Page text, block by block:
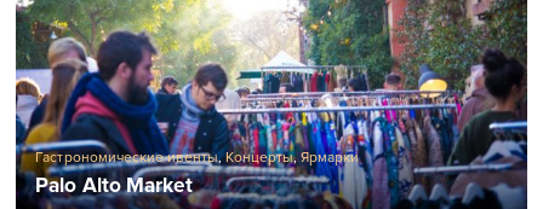
Гастрономические ивенты,Концерты,Ярмарки
Palo Alto Market